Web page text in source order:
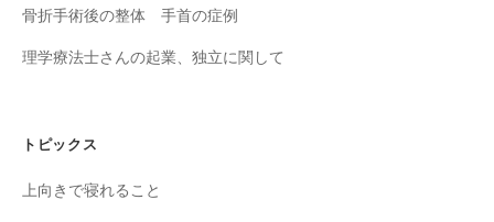
骨折手術後の整体 手首の症例
理学療法士さんの起業、独立に関して
トピックス
上向きで寝れること